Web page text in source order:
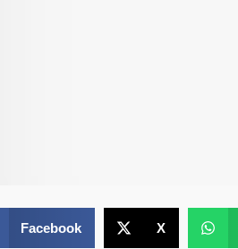
Facebook X